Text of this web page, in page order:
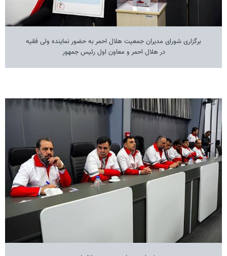
برگزاری شورای مدیران جمعیت هلال احمر به حضور نماینده ولی فقیه
در هلال احمر و معاون اول رئیس جمهور